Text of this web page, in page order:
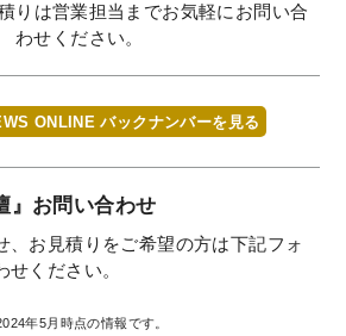
りは営業担当までお気軽にお問い合
わせください。
ONLINE バックナンバーを見る
』お問い合わせ
、お見積りをご希望の方は下記フォ
ください。
年5月時点の情報です。